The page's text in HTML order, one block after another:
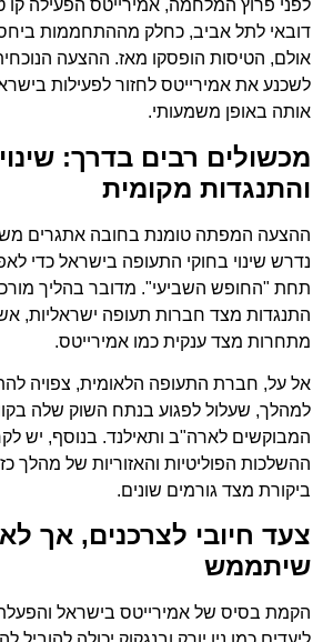
לפני פרוץ המלחמה, אמירייטס הפעילה קו
דובאי לתל אביב, כחלק מההתחממות
אולם, הטיסות הופסקו מאז. ההצעה הנוכחית
לשכנע את אמירייטס לחזור לפעילות
אותה באופן משמעותי.
מכשולים רבים בדרך:
והתנגדות מקומית
ההצעה המפתה טומנת בחובה אתגרים
נדרש שינוי בחוקי התעופה בישראל כדי
תחת "החופש השביעי". מדובר בהליך
התנגדות מצד חברות תעופה ישראליות,
מתחרות מצד ענקית כמו אמירייטס.
אל על, חברת התעופה הלאומית, צפויה
למהלך, שעלול לפגוע בנתח השוק שלה
המבוקשים לארה"ב ותאילנד. בנוסף, יש
ההשלכות הפוליטיות והאזוריות של מהלך
ביקורת מצד גורמים שונים.
צעד חיובי לצרכנים, אך
שיתממש
הקמת בסיס של אמירייטס בישראל והפעלת